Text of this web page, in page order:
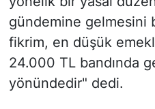
gündemine gelmesini
fikrim, en düşük
24.000 TL bandında
yönündedir" dedi.